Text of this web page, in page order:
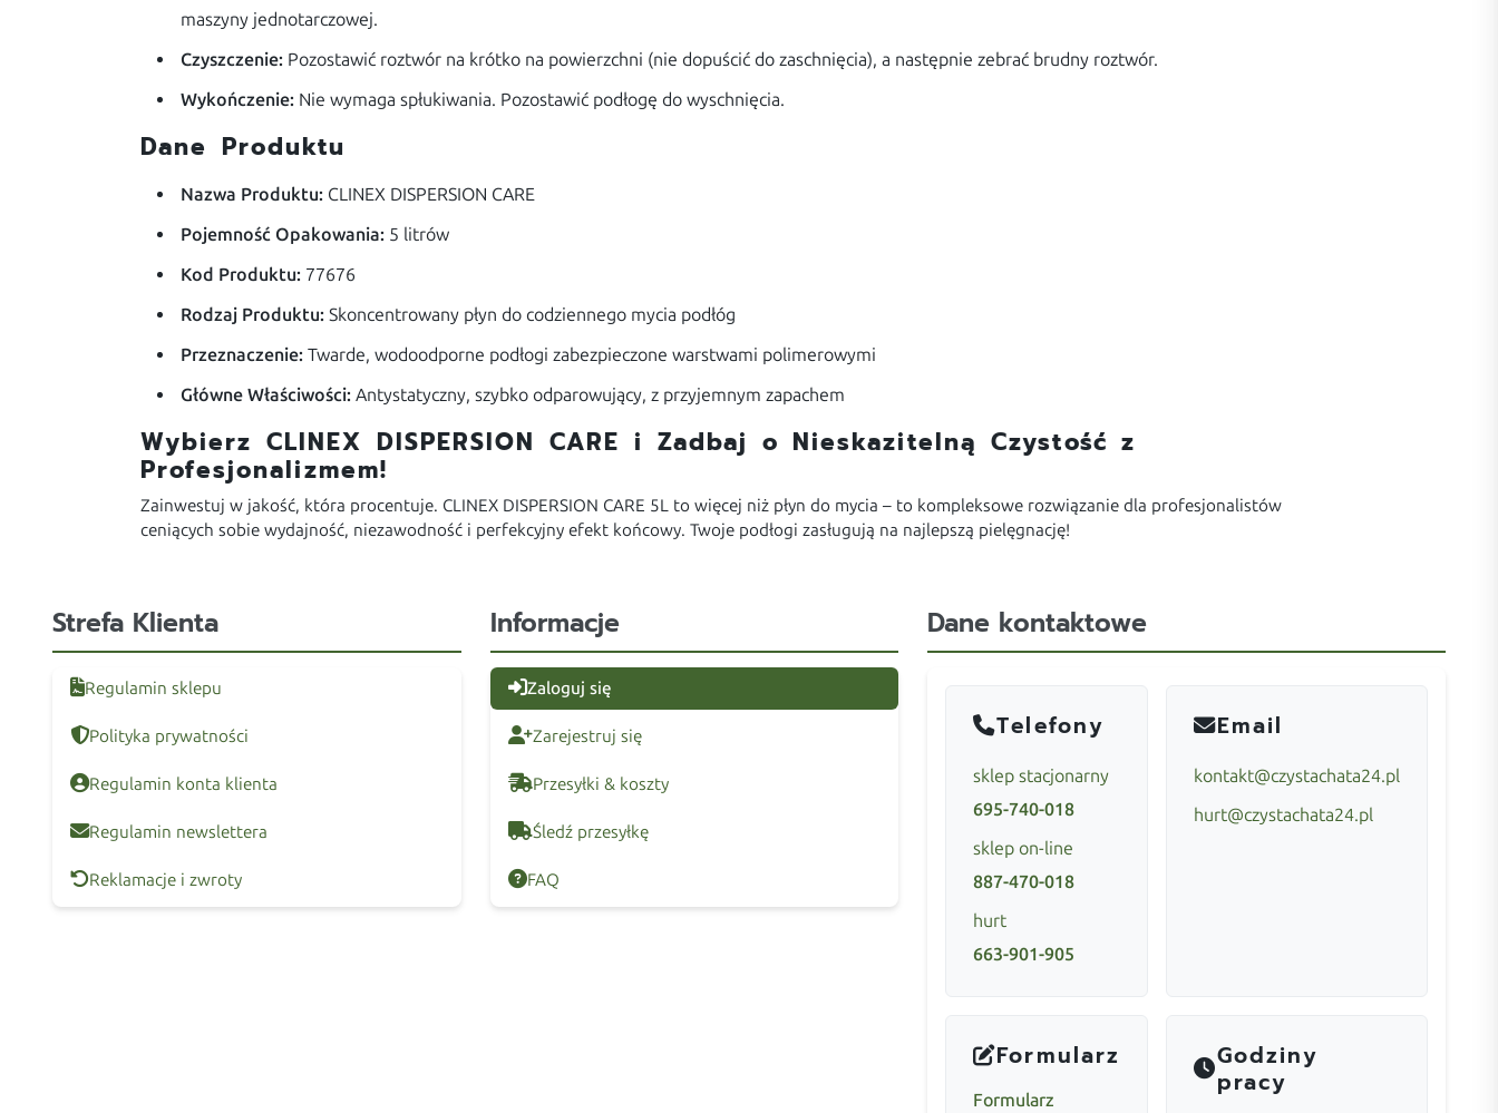
maszyny jednotarczowej.
Czyszczenie: Pozostawić roztwór na krótko na powierzchni (nie dopuścić do zaschnięcia), a następnie zebrać brudny roztwór.
Wykończenie: Nie wymaga spłukiwania. Pozostawić podłogę do wyschnięcia.
Dane Produktu
Nazwa Produktu: CLINEX DISPERSION CARE
Pojemność Opakowania: 5 litrów
Kod Produktu: 77676
Rodzaj Produktu: Skoncentrowany płyn do codziennego mycia podłóg
Przeznaczenie: Twarde, wodoodporne podłogi zabezpieczone warstwami polimerowymi
Główne Właściwości: Antystatyczny, szybko odparowujący, z przyjemnym zapachem
Wybierz CLINEX DISPERSION CARE i Zadbaj o Nieskazitelną Czystość z
Profesjonalizmem!
Zainwestuj w jakość, która procentuje. CLINEX DISPERSION CARE 5L to więcej niż płyn do mycia – to kompleksowe rozwiązanie dla profesjonalistów
ceniących sobie wydajność, niezawodność i perfekcyjny efekt końcowy. Twoje podłogi zasługują na najlepszą pielęgnację!
Strefa Klienta
Regulamin sklepu
Polityka prywatności
Regulamin konta klienta
Regulamin newslettera
Reklamacje i zwroty
Informacje
Zaloguj się
Zarejestruj się
Przesyłki & koszty
Śledź przesyłkę
FAQ
Dane kontaktowe
Telefony
sklep stacjonarny
695-740-018
sklep on-line
887-470-018
hurt
663-901-905
Email
kontakt@czystachata24.pl
hurt@czystachata24.pl
Formularz
Formularz
Godziny
pracy